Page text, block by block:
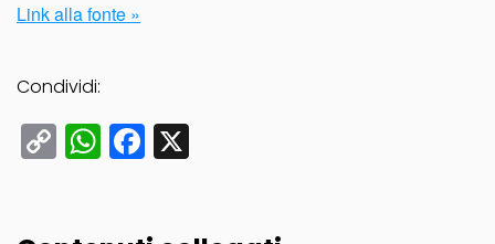
Link alla fonte »
Condividi:
CopyWhatsApp
Facebook